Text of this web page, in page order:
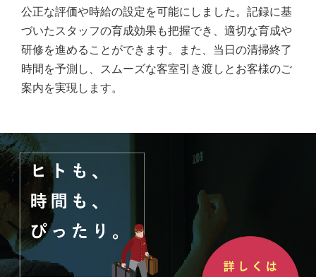
公正な評価や時給の設定を可能にしました。記録に基
づいたスタッフの育成効果も把握でき、適切な育成や
研修を進めることができます。また、当日の清掃終了
時間を予測し、スムーズな客室引き渡しとお客様のご
案内を実現します。